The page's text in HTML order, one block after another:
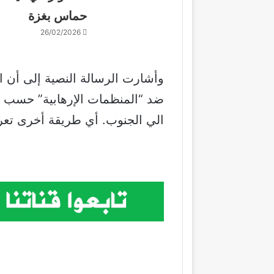
حماس بغزة
26/02/2026
وأشارت الرسالة النصية إلى
ضد “المنظمات الإرهابية” حسب
الي الجنوب. أي طريقة أخرى